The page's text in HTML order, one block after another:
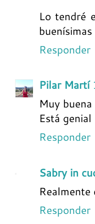
Lo tendré
Responder
Pilar Martí
Muy
Está
Responder
Sabry in
Responder